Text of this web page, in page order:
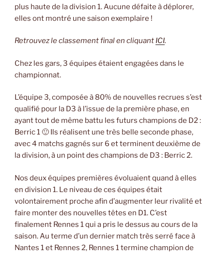
plus haute de la division 1. Aucune défaite à déplorer,
elles ont montré une saison exemplaire !
Retrouvez le classement final en cliquant ICI.
Chez les gars, 3 équipes étaient engagées dans le
championnat.
L’équipe 3, composée à 80% de nouvelles recrues s’est
qualifié pour la D3 à l’issue de la première phase, en
ayant tout de même battu les futurs champions de D2 :
Berric 1 🙂 Ils réalisent une très belle seconde phase,
avec 4 matchs gagnés sur 6 et terminent deuxième de
la division, à un point des champions de D3 : Berric 2.
Nos deux équipes premières évoluaient quand à elles
en division 1. Le niveau de ces équipes était
volontairement proche afin d’augmenter leur rivalité et
faire monter des nouvelles têtes en D1. C’est
finalement Rennes 1 qui a pris le dessus au cours de la
saison. Au terme d’un dernier match très serré face à
Nantes 1 et Rennes 2, Rennes 1 termine champion de